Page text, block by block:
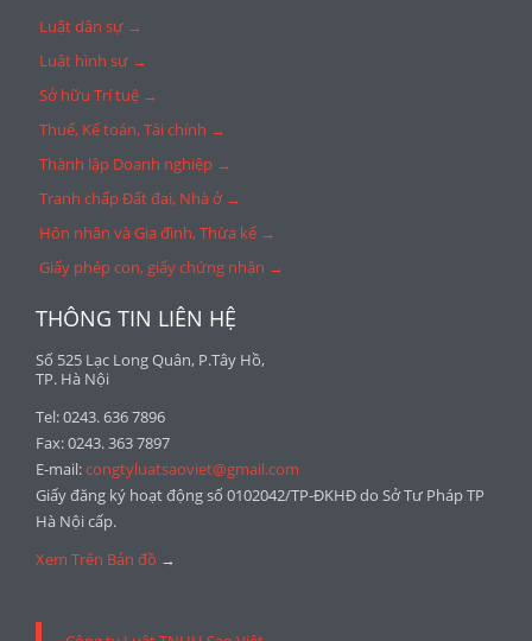
Luật dân sự →
Luật hình sự →
Sở hữu Trí tuệ →
Thuế, Kế toán, Tài chính →
Thành lập Doanh nghiệp →
Tranh chấp Đất đai, Nhà ở →
Hôn nhân và Gia đình, Thừa kế →
Giấy phép con, giấy chứng nhận →
THÔNG TIN LIÊN HỆ
Số 525 Lạc Long Quân, P.Tây Hồ,
TP. Hà Nội
Tel: 0243. 636 7896
Fax: 0243. 363 7897
E-mail:congtyluatsaoviet@gmail.com
Giấy đăng ký hoạt động số 0102042/TP-ĐKHĐ do Sở Tư Pháp TP
Hà Nội cấp.
Xem Trên Bản đồ →